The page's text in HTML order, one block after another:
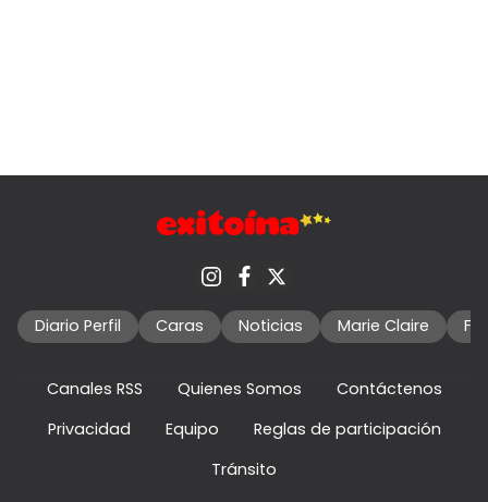
Diario Perfil Caras Noticias Marie Claire
Canales RSS Quienes Somos
Contáctenos
Privacidad
Equipo
Reglas de participación
Tránsito